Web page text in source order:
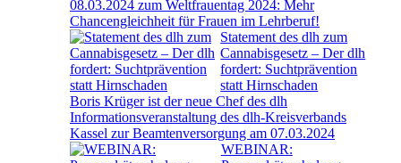
08.03.2024 zum Weltfrauentag 2024: Mehr
Chancengleichheit für Frauen im Lehrberuf!
Statement des dlh zum
Cannabisgesetz – Der dlh
fordert: Suchtprävention
statt Hirnschaden
Boris Krüger ist der neue Chef des dlh
Informationsveranstaltung des dlh-Kreisverbands
Kassel zur Beamtenversorgung am 07.03.2024
WEBINAR: